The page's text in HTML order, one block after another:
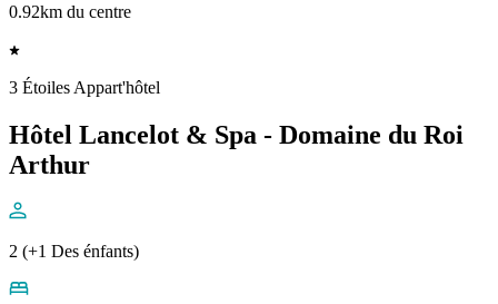
0.92km du centre
3 Étoiles Appart'hôtel
Hôtel Lancelot & Spa - Domaine du Roi
Arthur
2 (+1 Des énfants)